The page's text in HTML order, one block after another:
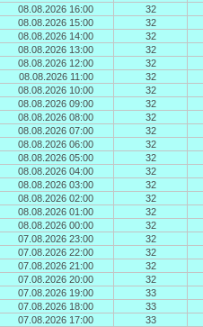
08.08.2026 16:00
32
08.08.2026 15:00
32
08.08.2026 14:00
32
08.08.2026 13:00
32
08.08.2026 12:00
32
08.08.2026 11:00
32
08.08.2026 10:00
32
08.08.2026 09:00
32
08.08.2026 08:00
32
08.08.2026 07:00
32
08.08.2026 06:00
32
08.08.2026 05:00
32
08.08.2026 04:00
32
08.08.2026 03:00
32
08.08.2026 02:00
32
08.08.2026 01:00
32
08.08.2026 00:00
32
07.08.2026 23:00
32
07.08.2026 22:00
32
07.08.2026 21:00
32
07.08.2026 20:00
32
07.08.2026 19:00
33
07.08.2026 18:00
33
07.08.2026 17:00
33